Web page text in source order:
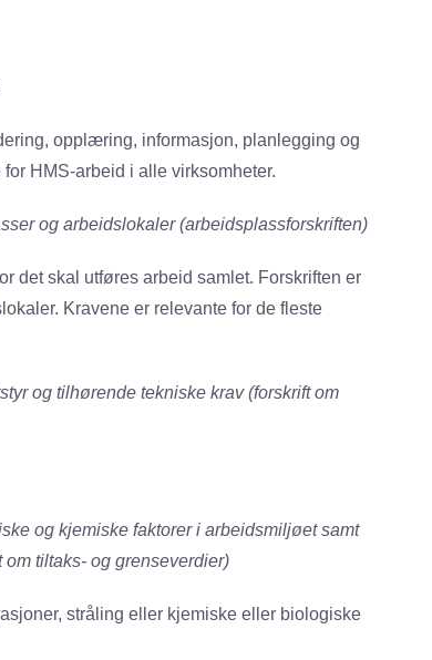
opplæring, informasjon, planlegging og
HMS-arbeid i alle virksomheter.
og arbeidslokaler (arbeidsplassforskriften)
det skal utføres arbeid samlet. Forskriften er
Kravene er relevante for de fleste
og tilhørende tekniske krav (forskrift om
og kjemiske faktorer i arbeidsmiljøet samt
tiltaks- og grenseverdier)
stråling eller kjemiske eller biologiske